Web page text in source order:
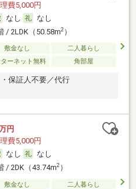
費5,000円
なし
なし
/ 2LDK（50.58m2）
敷金なし
二人暮らし
ーネット無料 角部屋
保証人不要／代行
円
費5,000円
なし
なし
/ 2DK（43.74m2）
敷金なし
二人暮らし